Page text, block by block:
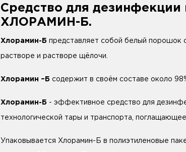
Средство для дезинфекции
ХЛОРАМИН-Б.
Хлорамин-Б представляет собой белый порошок
растворе и растворе щёлочи.
Хлорамин –Б содержит в своём составе около
Хлорамин-Б - эффективное средство для
технологической тары и транспорта, поглащающее
Упаковывается Хлорамин-Б в полиэтиленовые